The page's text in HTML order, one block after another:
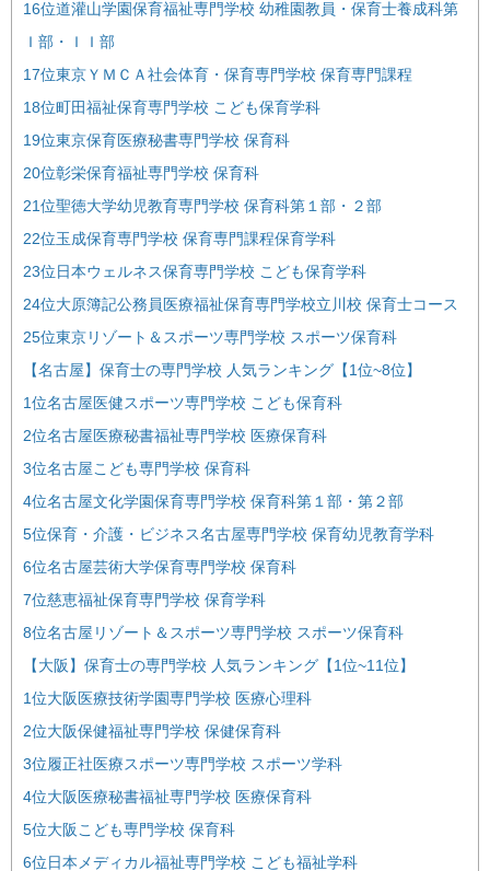
16位道灌山学園保育福祉専門学校 幼稚園教員・保育士養成科第
Ｉ部・ＩＩ部
17位東京ＹＭＣＡ社会体育・保育専門学校 保育専門課程
18位町田福祉保育専門学校 こども保育学科
19位東京保育医療秘書専門学校 保育科
20位彰栄保育福祉専門学校 保育科
21位聖徳大学幼児教育専門学校 保育科第１部・２部
22位玉成保育専門学校 保育専門課程保育学科
23位日本ウェルネス保育専門学校 こども保育学科
24位大原簿記公務員医療福祉保育専門学校立川校 保育士コース
25位東京リゾート＆スポーツ専門学校 スポーツ保育科
【名古屋】保育士の専門学校 人気ランキング【1位~8位】
1位名古屋医健スポーツ専門学校 こども保育科
2位名古屋医療秘書福祉専門学校 医療保育科
3位名古屋こども専門学校 保育科
4位名古屋文化学園保育専門学校 保育科第１部・第２部
5位保育・介護・ビジネス名古屋専門学校 保育幼児教育学科
6位名古屋芸術大学保育専門学校 保育科
7位慈恵福祉保育専門学校 保育学科
8位名古屋リゾート＆スポーツ専門学校 スポーツ保育科
【大阪】保育士の専門学校 人気ランキング【1位~11位】
1位大阪医療技術学園専門学校 医療心理科
2位大阪保健福祉専門学校 保健保育科
3位履正社医療スポーツ専門学校 スポーツ学科
4位大阪医療秘書福祉専門学校 医療保育科
5位大阪こども専門学校 保育科
6位日本メディカル福祉専門学校 こども福祉学科